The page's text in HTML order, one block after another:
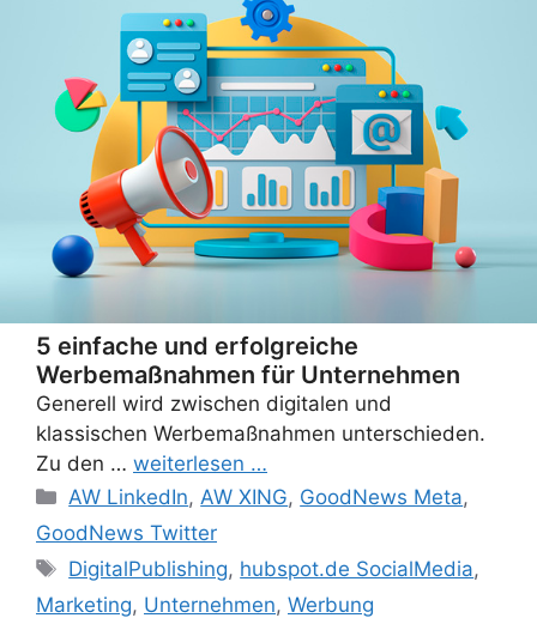
5 einfache und erfolgreiche
Werbemaßnahmen für Unternehmen
Generell wird zwischen digitalen und
klassischen Werbemaßnahmen unterschieden.
Zu den … weiterlesen …
Categories
AW LinkedIn,AW XING, GoodNews Meta,
GoodNews Twitter
Tags
DigitalPublishing, hubspot.de SocialMedia,
Marketing, Unternehmen, Werbung